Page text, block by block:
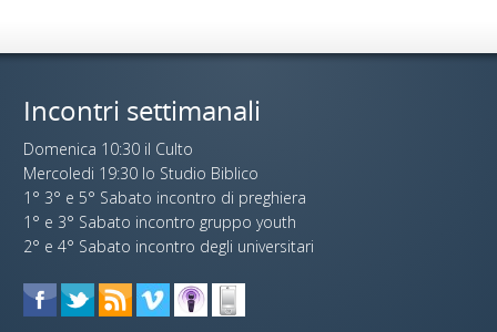
Incontri settimanali
Domenica 10:30 il Culto
Mercoledi 19:30 lo Studio Biblico
1° 3° e 5° Sabato incontro di preghiera
1° e 3° Sabato incontro gruppo youth
2° e 4° Sabato incontro degli universitari